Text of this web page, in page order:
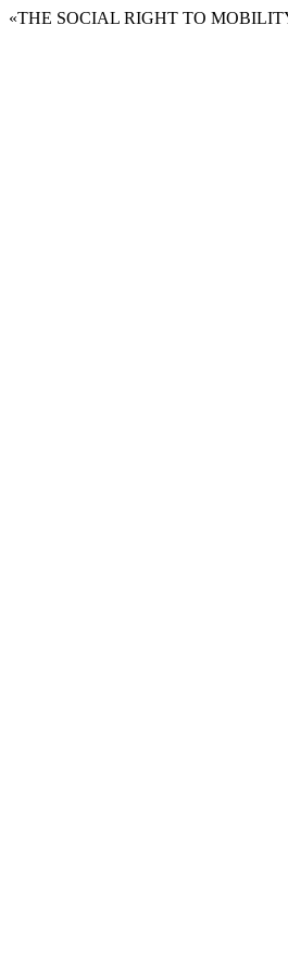
«THE SOCIAL RIGHT TO